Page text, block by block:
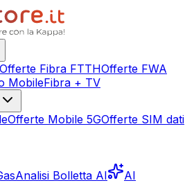
Offerte Fibra FTTHOfferte FWA
MobileFibra + TV
Offerte Mobile 5GOfferte SIM dati
Analisi Bolletta AI AI